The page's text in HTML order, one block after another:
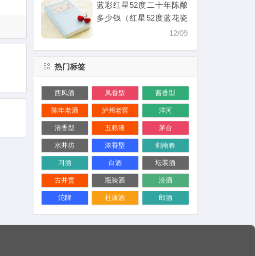
蓝彩红星52度二十年陈酿
多少钱（红星52度蓝花瓷
12/09
热门标签
西凤酒 凤香型 酱香型
陈年老酒 泸州老窖 洋河
清香型 五粮液 茅台
水井坊 浓香型 剑南春
习酒 白酒 坛装酒
古井贡 瓶装酒 汾酒
沱牌 杜康酒 郎酒